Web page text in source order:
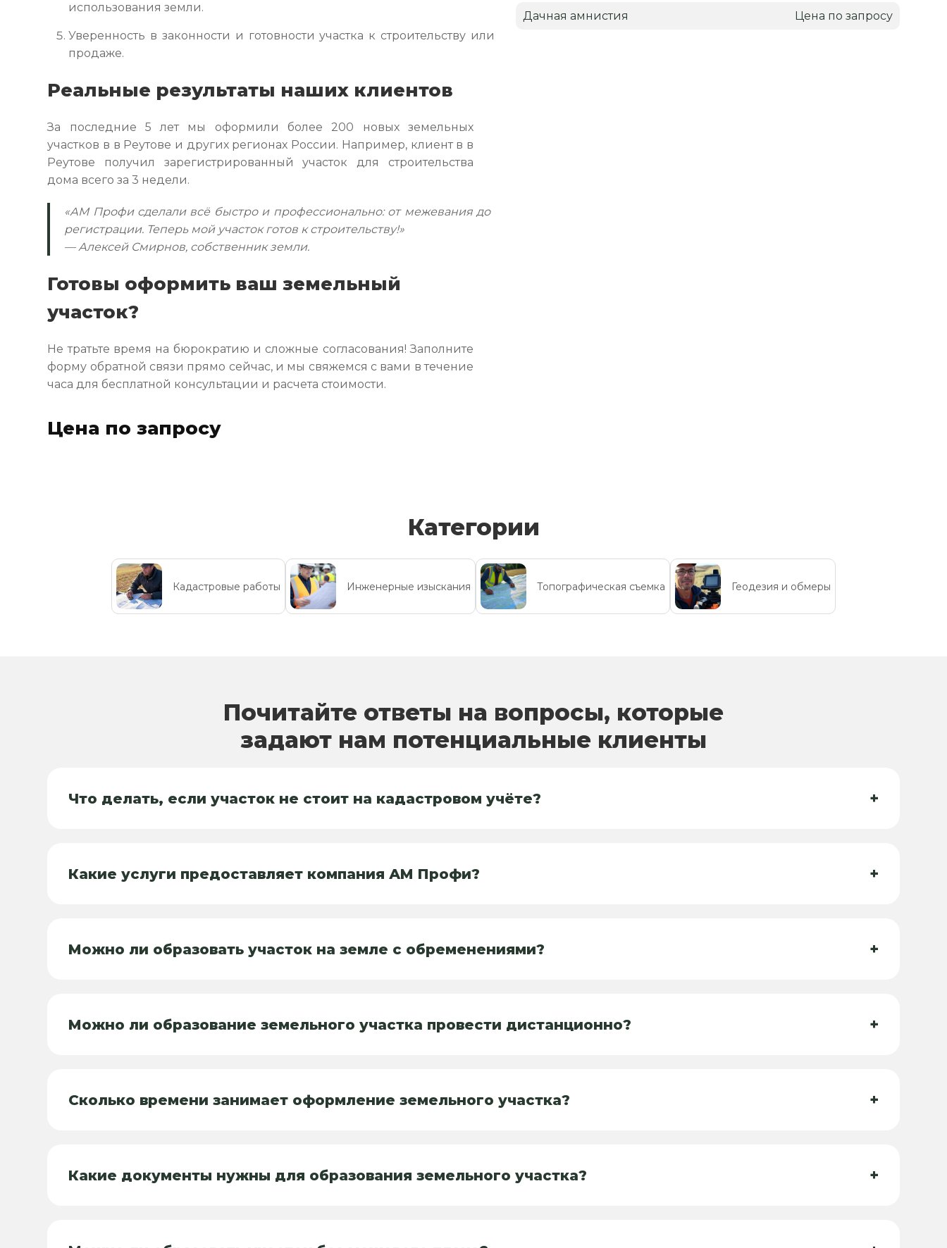
использования земли.
Уверенность в законности и готовности участка к строительству или
продаже.
Реальные результаты наших клиентов
За последние 5 лет мы оформили более 200 новых земельных
участков в в Реутове и других регионах России. Например, клиент в в
Реутове получил зарегистрированный участок для строительства
дома всего за 3 недели.
«АМ Профи сделали всё быстро и профессионально: от межевания до
регистрации. Теперь мой участок готов к строительству!»
— Алексей Смирнов, собственник земли.
Готовы оформить ваш земельный
участок?
Не тратьте время на бюрократию и сложные согласования! Заполните
форму обратной связи прямо сейчас, и мы свяжемся с вами в течение
часа для бесплатной консультации и расчета стоимости.
Цена по запросу
Дачная амнистия Цена по запросу
Категории
Кадастровые работы Инженерные изыскания Топографическая съемка Геодезия и обмеры
Почитайте ответы на вопросы, которые
задают нам потенциальные клиенты
Что делать, если участок не стоит на кадастровом учёте? +
Какие услуги предоставляет компания АМ Профи? +
Можно ли образовать участок на земле с обременениями? +
Можно ли образование земельного участка провести дистанционно? +
Сколько времени занимает оформление земельного участка? +
Какие документы нужны для образования земельного участка? +